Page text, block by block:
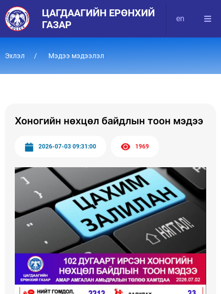
ЦАГДААГИЙН ЕРӨНХИЙ
ГАЗАР
en
Эхлэл Мэдээ мэдээлэл
Хоногийн нөхцөл байдлын тоон мэдээ
2026-07-03 09:31:00 1969